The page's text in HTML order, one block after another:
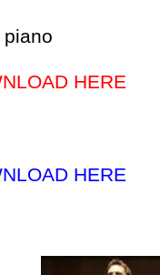
HERE
HERE